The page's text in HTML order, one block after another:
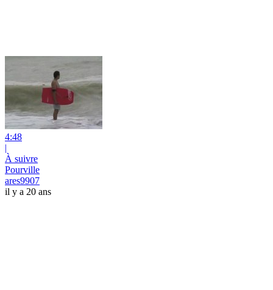
4:48
|
À suivre
Pourville
ares9907
il y a 20 ans